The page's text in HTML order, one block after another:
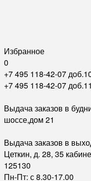
Избранное
0
+7 495 118-42-07
+7 495 118-42-07
Выдача заказов в
шоссе,дом 21
Выдача заказов в
Цеткин, д. 28, 35
125130
Пн-Пт: с 8.30-17.00